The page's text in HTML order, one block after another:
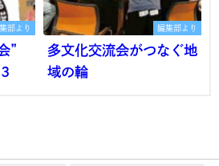
部より
”
編集部より
多文化交流会がつなぐ地
域の輪